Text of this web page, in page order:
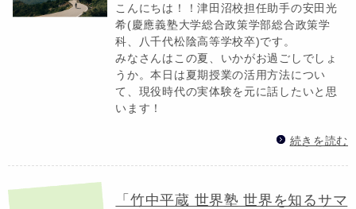
こんにちは！！津田沼校担任助手の安田光
希(慶應義塾大学総合政策学部総合政策学
科、八千代松陰高等学校卒)です。
みなさんはこの夏、いかがお過ごしでしょ
うか。本日は夏期授業の活用方法につい
て、現役時代の実体験を元に話したいと思
います！
続きを読む
「竹中平蔵 世界塾 世界を知るサマ